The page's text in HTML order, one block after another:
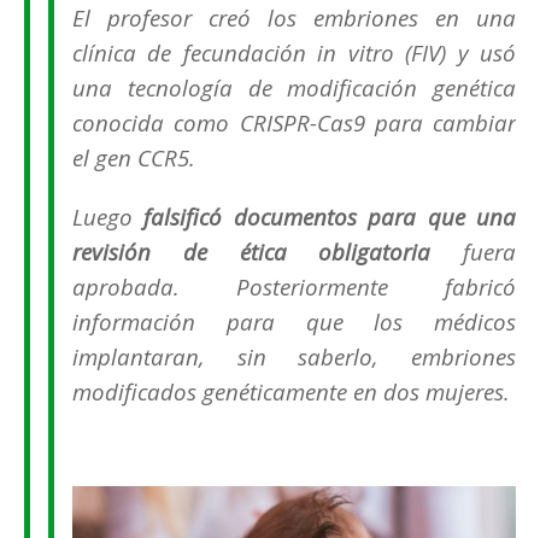
El profesor creó los embriones en una
clínica de fecundación in vitro (FIV) y usó
una tecnología de modificación genética
conocida como CRISPR-Cas9 para cambiar
el gen CCR5.
Luego falsificó documentos para que una
revisión de ética obligatoria fuera
aprobada. Posteriormente fabricó
información para que los médicos
implantaran, sin saberlo, embriones
modificados genéticamente en dos mujeres.